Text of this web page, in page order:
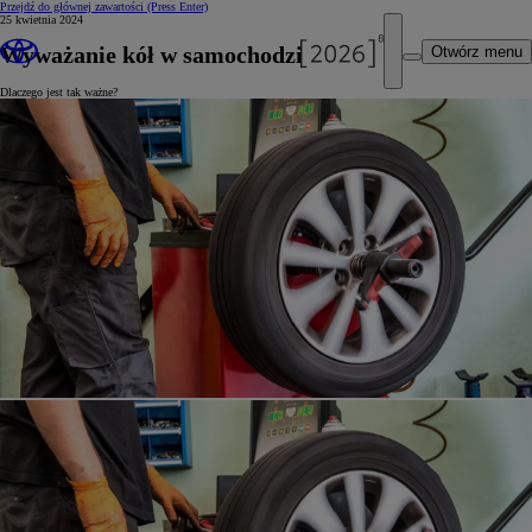
Przejdź do głównej zawartości (Press Enter)
Otwórz menu
25 kwietnia 2024
Wyważanie kół w samochodzie
Dlaczego jest tak ważne?